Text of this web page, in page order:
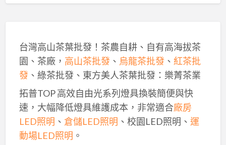
台灣高山茶葉批發！茶農自耕、自有高海拔茶
園、茶廠， 高山茶批發、 烏龍茶批發、 紅茶批
發、綠茶批發、東方美人茶葉批發：樂菁茶業
拓普TOP 高效自由光系列燈具換裝簡便與快
速，大幅降低燈具維護成本，非常適合廠房
LED照明 、 倉儲LED照明 、校園LED照明、 運
動場LED照明 。